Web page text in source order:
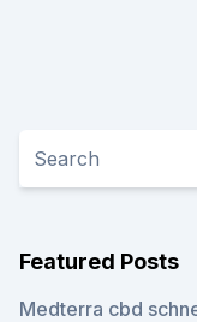
Featured Posts
Medterra cbd